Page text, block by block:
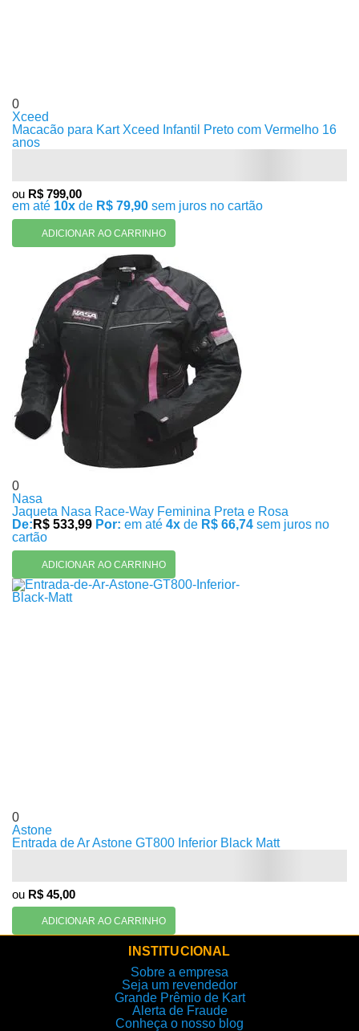
0
Xceed
Macacão para Kart Xceed Infantil Preto com Vermelho 16
anos
ou R$ 799,00
em até 10x de R$ 79,90 sem juros no cartão
ADICIONAR AO CARRINHO
0
Nasa
Jaqueta Nasa Race-Way Feminina Preta e Rosa
De: R$ 533,99 Por: em até 4x de R$ 66,74 sem juros no
cartão
ADICIONAR AO CARRINHO
0
Astone
Entrada de Ar Astone GT800 Inferior Black Matt
ou R$ 45,00
ADICIONAR AO CARRINHO
INSTITUCIONAL
Sobre a empresa
Seja um revendedor
Grande Prêmio de Kart
Alerta de Fraude
Conheça o nosso blog